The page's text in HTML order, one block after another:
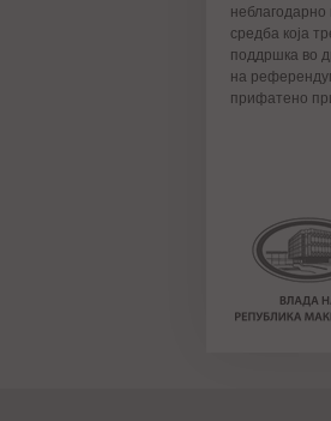
средба која
поддршка во
на
прифатено